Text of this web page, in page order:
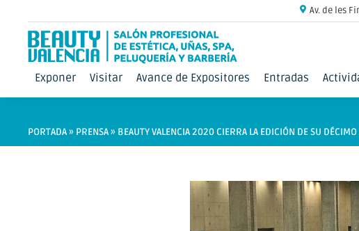
Av. de les
Exponer Visitar Avance de Expositores Entradas
PORTADA» PRENSA» BEAUTY VALENCIA 2020 CIERRA LA EDICIÓN DE SU